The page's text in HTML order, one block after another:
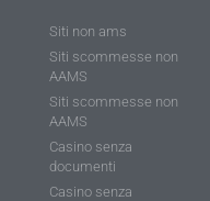
Siti non ams
Siti scommesse non
AAMS
Siti scommesse non
AAMS
Casino senza
documenti
Casino senza